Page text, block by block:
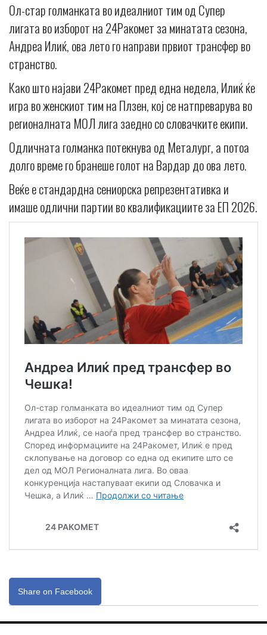
Ол-стар голманката во идеалниот тим од Супер
лигата во изборот на 24Ракомет за минатата сезона,
Андреа Илиќ, ова лето го направи првиот трансфер во
странство.
Како што најави 24Ракомет пред една недела, Илиќ ќе
игра во женскиот тим на Плзен, кој се натпреварува во
регионалната МОЛ лига заедно со словачките екипи.
Одличната голманка потекнува од Металург, а потоа
долго време го бранеше голот на Вардар до ова лето.
Веќе е стандардна сениорска репрезентативка и
имаше одлични партии во квалификациите за ЕП 2026.
Share on Facebook